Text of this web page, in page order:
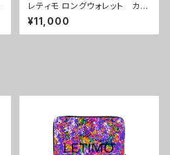
レティモ ロングウォレット カラ
ー/ ニュードットブルー ■配送
まで３週間
¥11,000